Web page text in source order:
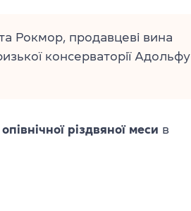
Рокмор, продавцеві вина
консерваторії Адольфу
опівнічної різдвяної меси в